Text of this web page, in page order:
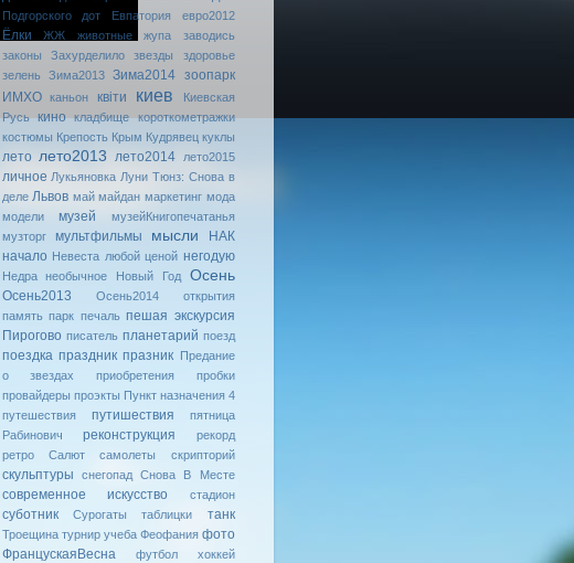
Подгорского
дот Евпатория евро2012
Ёлки ЖЖ животные жупа
заводись
законы
Захурделило звезды
здоровье
зелень
Зима2013 Зима2014 зоопарк
ИМХО
каньон квiти киев
Киевская
Русь
кино кладбище
короткометражки
костюмы Крепость Крым Кудрявец куклы
лето лето2013 лето2014 лето2015
личное Лукьяновка Луни Тюнз: Снова в
деле Львов май майдан маркетинг мода
модели
музей
музейКнигопечатанья
музторг
мультфильмы мысли
НАК
начало Невеста любой ценой негодую
Недра необычное Новый Год Осень
Осень2013 Осень2014
открытия
память парк печаль пешая экскурсия
Пирогово писатель планетарий поезд
поездка праздник празник Предание
о звездах
приобретения
пробки
провайдеры проэкты Пункт назначения 4
путешествия
путишествия
пятница
Рабинович
реконструкция
рекорд
ретро
Салют самолеты скрипторий
скульптуры снегопад Снова В Месте
современное искусство стадион
суботник Сурогаты таблицки танк
Троещина турнир учеба Феофания фото
ФранцускаяВесна
футбол хоккей